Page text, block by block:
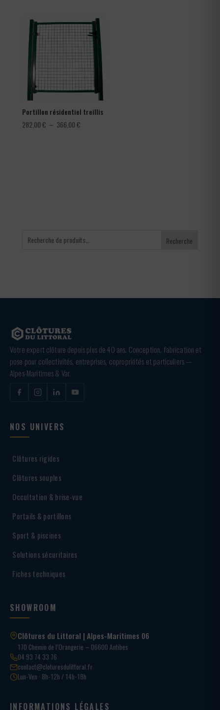
0,30 €
à
Portillon résidentiel treillis
282,00€ – 366,00€Plage
Recherche
Votre expert clôture depuis plus de 40 ans. Conception, fabrication et
pose pour collectivités, entreprises, copropriétés et particuliers —
Alpes-Maritimes & Var.
NOS UNIVERS
Clôtures rigides
Clôtures souples
Occultation & brise-vue
Portails & portillons
Sport & piscines
Solutions sécuritaires
Fiches techniques
SHOWROOM
Clôtures du Littoral | Alpes-Maritimes 06
170 Chemin de l’Orangerie – 06600 Antibes
04 93 74 33 76
contact@cloturesdulittoral.fr
Lun-Ven · 8h-12h / 14h-18h
INFORMATIONS LÉGALES